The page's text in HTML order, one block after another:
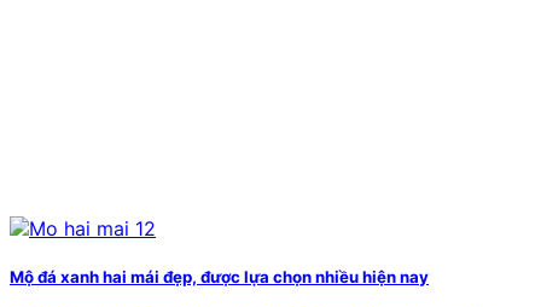
Mộ đá xanh hai mái đẹp, được lựa chọn nhiều hiện nay